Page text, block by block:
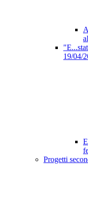
19/04/
Progetti